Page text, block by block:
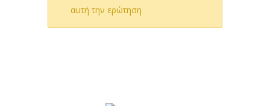
αυτή την ερώτηση